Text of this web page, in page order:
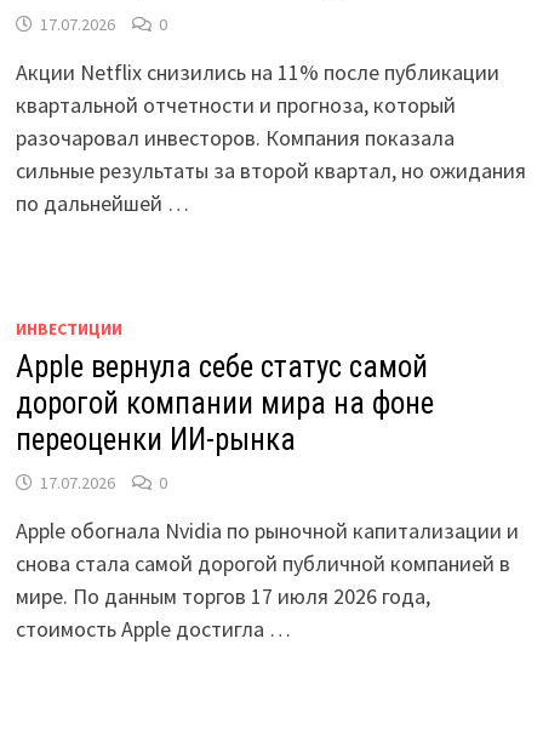
17.07.2026 0
Акции Netflix снизились на 11% после публикации
квартальной отчетности и прогноза, который
разочаровал инвесторов. Компания показала
сильные результаты за второй квартал, но ожидания
по дальнейшей …
ИНВЕСТИЦИИ
Apple вернула себе статус самой
дорогой компании мира на фоне
переоценки ИИ-рынка
17.07.2026 0
Apple обогнала Nvidia по рыночной капитализации и
снова стала самой дорогой публичной компанией в
мире. По данным торгов 17 июля 2026 года,
стоимость Apple достигла …